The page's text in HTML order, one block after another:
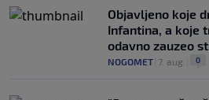
Objavljeno koje
Infantina, a koje
odavno zauzeo
NOGOMET 7. aug. 0